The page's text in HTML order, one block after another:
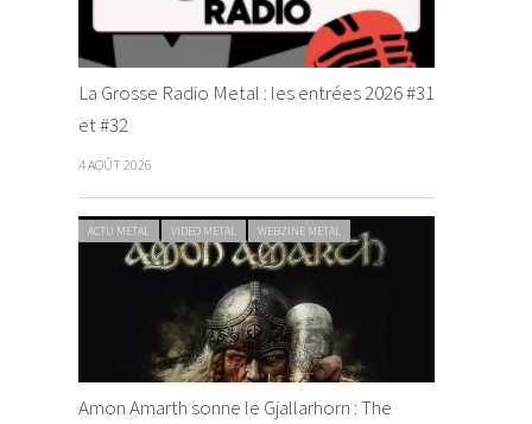
La Grosse Radio Metal : les entrées 2026 #31
et #32
4 AOÛT 2026
ACTU METAL VIDEO METAL WEBZINE METAL
Amon Amarth sonne le Gjallarhorn : The